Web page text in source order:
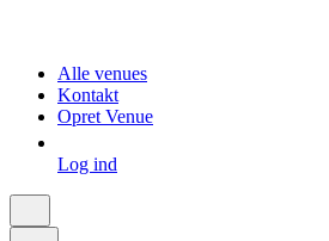
Alle venues
Kontakt
Opret Venue
Log ind